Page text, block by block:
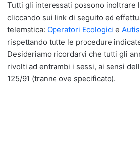
Tutti gli interessati possono inoltrare
cliccando sui link di seguito ed
telematica: Operatori Ecologici e
rispettando tutte le procedure
Desideriamo ricordarvi che tutti gli
rivolti ad entrambi i sessi, ai sensi
125/91 (tranne ove specificato).